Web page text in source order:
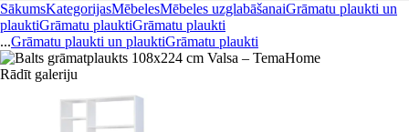
SākumsKategorijasMēbelesMēbeles uzglabāšanaiGrāmatu plaukti un
plauktiGrāmatu plauktiGrāmatu plaukti
...Grāmatu plaukti un plauktiGrāmatu plaukti
Rādīt galeriju